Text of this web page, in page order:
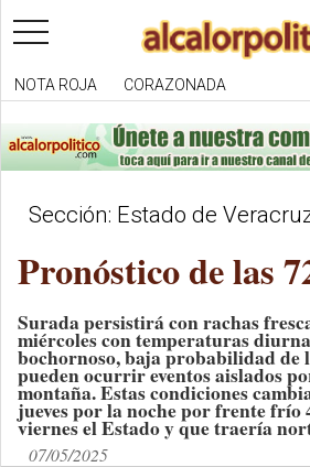
toggle
navigation
NOTA ROJA CORAZONADA
Sección: Estado de
Pronóstico de las
Surada persistirá con rachas
miércoles con temperaturas
bochornoso, baja probabilidad de
pueden ocurrir eventos aislados
montaña. Estas condiciones
jueves por la noche por frente frío
viernes el Estado y que traería
07/05/2025